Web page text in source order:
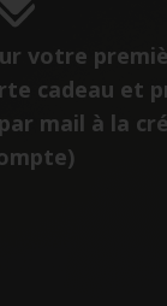
votre
cadeau et
mail à la